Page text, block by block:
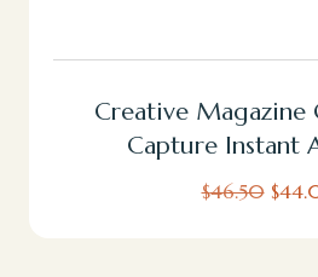
Creative Magazine
Capture Instant
$46.50 $